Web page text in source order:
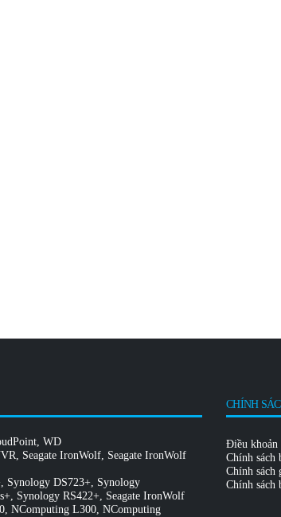
, WD
, Seagate IronWolf, Seagate IronWolf
, Synology DS723+, Synology
, Synology RS422+, Seagate IronWolf
, NComputing L300, NComputing
CHÍNH
Điều
Chính sách
Chính sách
Chính sách